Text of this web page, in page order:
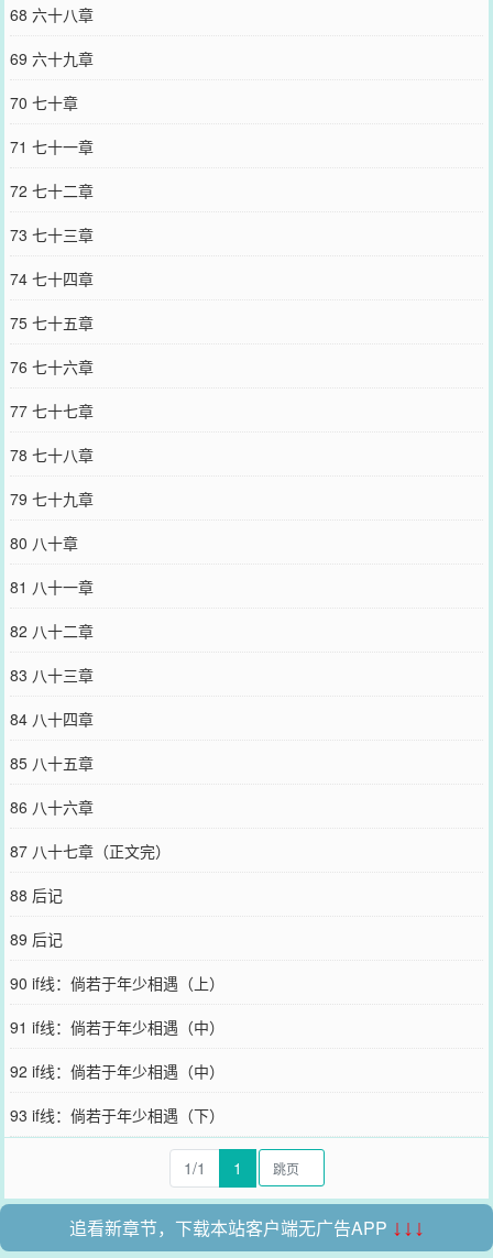
68 六十八章
69 六十九章
70 七十章
71 七十一章
72 七十二章
73 七十三章
74 七十四章
75 七十五章
76 七十六章
77 七十七章
78 七十八章
79 七十九章
80 八十章
81 八十一章
82 八十二章
83 八十三章
84 八十四章
85 八十五章
86 八十六章
87 八十七章（正文完）
88 后记
89 后记
90 if线：倘若于年少相遇（上）
91 if线：倘若于年少相遇（中）
92 if线：倘若于年少相遇（中）
93 if线：倘若于年少相遇（下）
1/1 1
追看新章节，下载本站客户端无广告APP ↓↓↓